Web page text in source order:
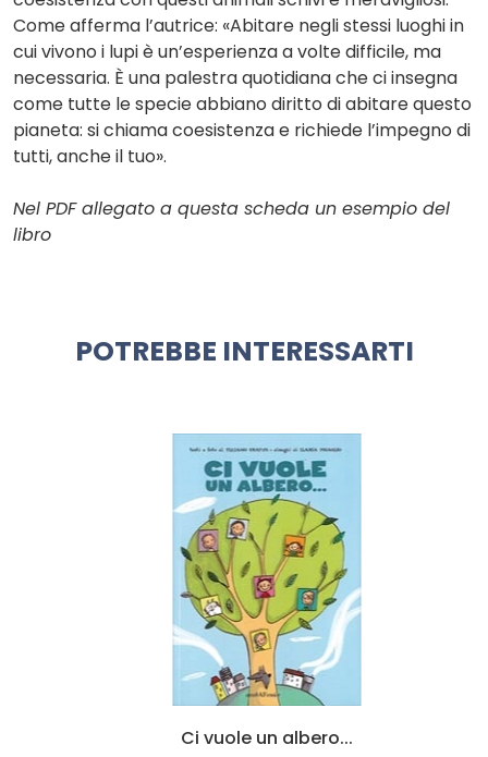
Come afferma l’autrice: «Abitare negli stessi luoghi in
cui vivono i lupi è un’esperienza a volte difficile, ma
necessaria. È una palestra quotidiana che ci insegna
come tutte le specie abbiano diritto di abitare questo
pianeta: si chiama coesistenza e richiede l’impegno di
tutti, anche il tuo».
Nel PDF allegato a questa scheda un esempio del
libro
POTREBBE INTERESSARTI
Ci vuole un albero...